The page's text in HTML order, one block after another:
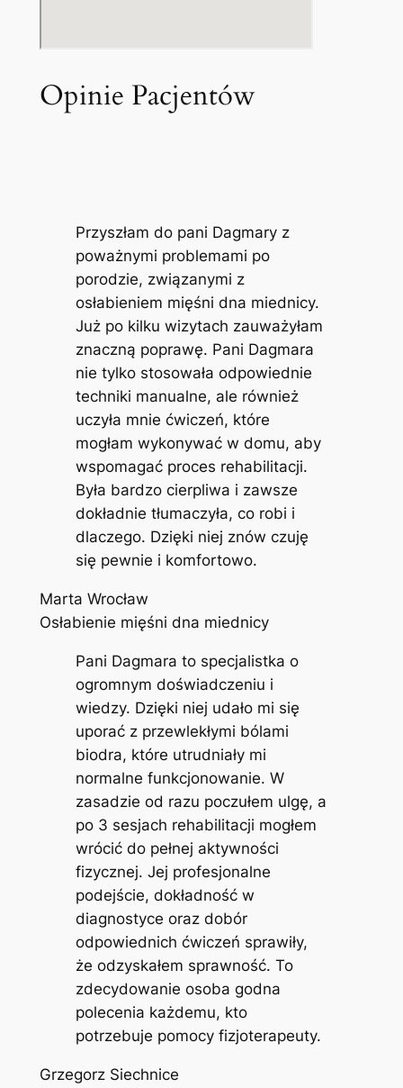
Opinie Pacjentów
Przyszłam do pani Dagmary z
poważnymi problemami po
porodzie, związanymi z
osłabieniem mięśni dna miednicy.
Już po kilku wizytach zauważyłam
znaczną poprawę. Pani Dagmara
nie tylko stosowała odpowiednie
techniki manualne, ale również
uczyła mnie ćwiczeń, które
mogłam wykonywać w domu, aby
wspomagać proces rehabilitacji.
Była bardzo cierpliwa i zawsze
dokładnie tłumaczyła, co robi i
dlaczego. Dzięki niej znów czuję
się pewnie i komfortowo.
Marta Wrocław
Osłabienie mięśni dna miednicy
Pani Dagmara to specjalistka o
ogromnym doświadczeniu i
wiedzy. Dzięki niej udało mi się
uporać z przewlekłymi bólami
biodra, które utrudniały mi
normalne funkcjonowanie. W
zasadzie od razu poczułem ulgę, a
po 3 sesjach rehabilitacji mogłem
wrócić do pełnej aktywności
fizycznej. Jej profesjonalne
podejście, dokładność w
diagnostyce oraz dobór
odpowiednich ćwiczeń sprawiły,
że odzyskałem sprawność. To
zdecydowanie osoba godna
polecenia każdemu, kto
potrzebuje pomocy fizjoterapeuty.
Grzegorz Siechnice